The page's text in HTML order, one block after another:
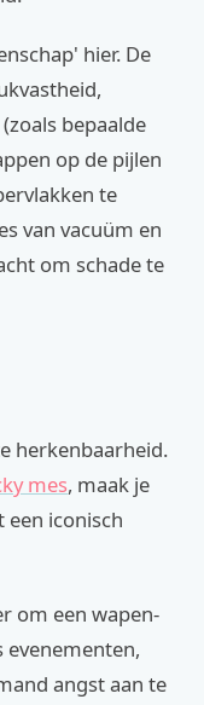
hier. De
bepaalde
op de pijlen
te
van vacuüm en
om schade te
herkenbaarheid.
mes, maak je
iconisch
om een wapen-
angst aan te